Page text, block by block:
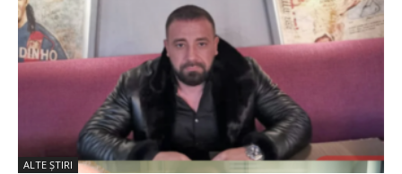
ALTE ŞTIRI